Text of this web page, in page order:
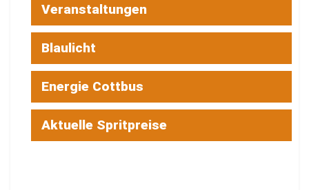
Veranstaltungen
Blaulicht
Energie Cottbus
Aktuelle Spritpreise